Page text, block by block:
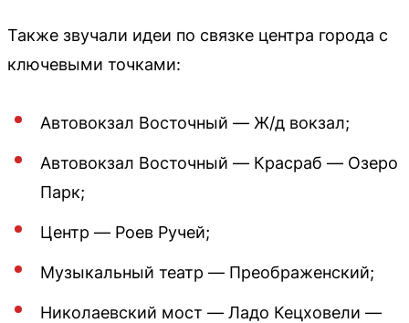
Также звучали идеи по связке центра города с
ключевыми точками:
Автовокзал Восточный — Ж/д вокзал;
Автовокзал Восточный — Красраб — Озеро
Парк;
Центр — Роев Ручей;
Музыкальный театр — Преображенский;
Николаевский мост — Ладо Кецховели —